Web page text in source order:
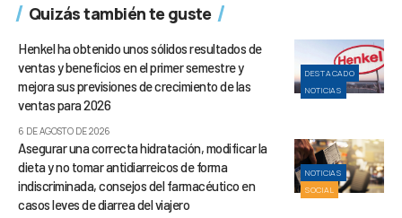
Quizás también te guste
DESTACADO
NOTICIAS
Henkel ha obtenido unos sólidos resultados de
ventas y beneficios en el primer semestre y
mejora sus previsiones de crecimiento de las
ventas para 2026
6 DE AGOSTO DE 2026
NOTICIAS
SOCIAL
Asegurar una correcta hidratación, modificar la
dieta y no tomar antidiarreicos de forma
indiscriminada, consejos del farmacéutico en
casos leves de diarrea del viajero